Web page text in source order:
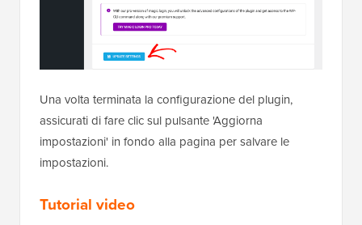
Una volta terminata la configurazione del plugin,
assicurati di fare clic sul pulsante 'Aggiorna
impostazioni' in fondo alla pagina per salvare le
impostazioni.
Tutorial video